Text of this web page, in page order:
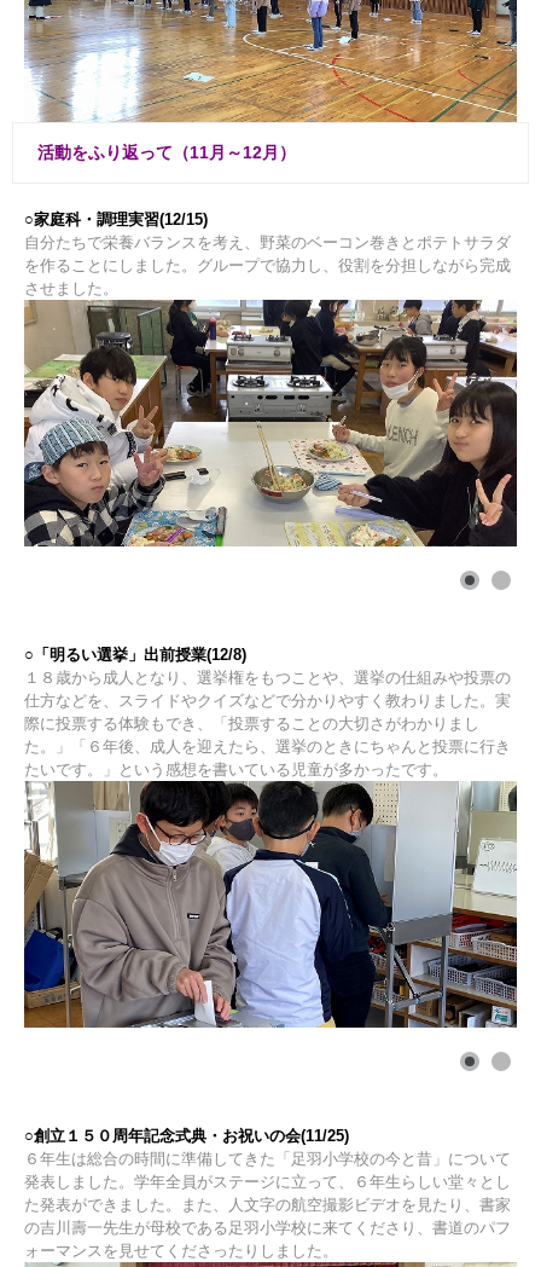
活動をふり返って（11月～12月）
○家庭科・調理実習(12/15)
自分たちで栄養バランスを考え、野菜のベーコン巻きとポテトサラダ
を作ることにしました。グループで協力し、役割を分担しながら完成
させました。
○「明るい選挙」出前授業(12/8)
１８歳から成人となり、選挙権をもつことや、選挙の仕組みや投票の
仕方などを、スライドやクイズなどで分かりやすく教わりました。実
際に投票する体験もでき、「投票することの大切さがわかりまし
た。」「６年後、成人を迎えたら、選挙のときにちゃんと投票に行き
たいです。」という感想を書いている児童が多かったです。
○創立１５０周年記念式典・お祝いの会(11/25)
６年生は総合の時間に準備してきた「足羽小学校の今と昔」について
発表しました。学年全員がステージに立って、６年生らしい堂々とし
た発表ができました。また、人文字の航空撮影ビデオを見たり、書家
の吉川壽一先生が母校である足羽小学校に来てくださり、書道のパフ
ォーマンスを見せてくださったりしました。